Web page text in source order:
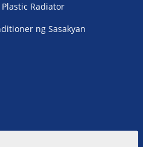
Radiator
ng Sasakyan